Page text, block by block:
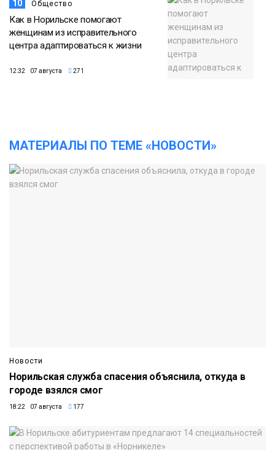
10 Общество
Как в Норильске помогают
женщинам из исправительного
центра адаптироваться к жизни
12:32 07 августа 271
МАТЕРИАЛЫ ПО ТЕМЕ «НОВОСТИ»
Новости
Норильская служба спасения объяснила, откуда в
городе взялся смог
18:22 07 августа 177